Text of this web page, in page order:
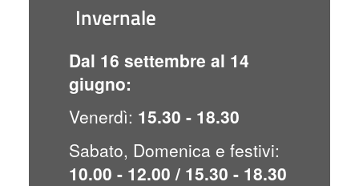
Invernale
Dal 16 settembre al 14
giugno:
Venerdì: 15.30 - 18.30
Sabato, Domenica e festivi:
10.00 - 12.00 / 15.30 - 18.30